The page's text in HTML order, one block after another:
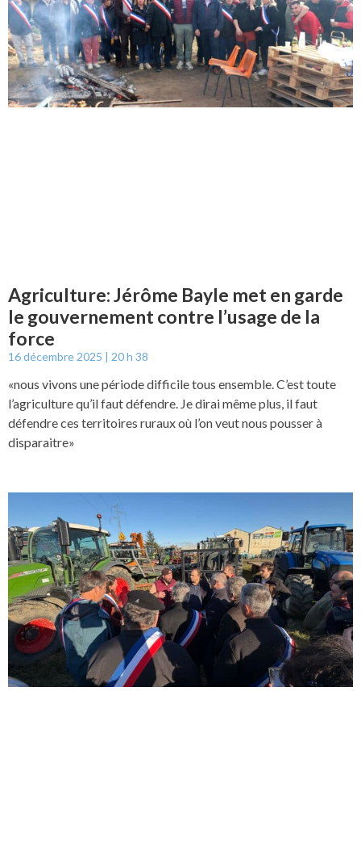
Agriculture: Jérôme Bayle met en garde
le gouvernement contre l’usage de la
force
16 décembre 2025 20 h 38
«nous vivons une période difficile tous ensemble. C’est toute
l’agriculture qu’il faut défendre. Je dirai même plus, il faut
défendre ces territoires ruraux où l’on veut nous pousser à
disparaitre»